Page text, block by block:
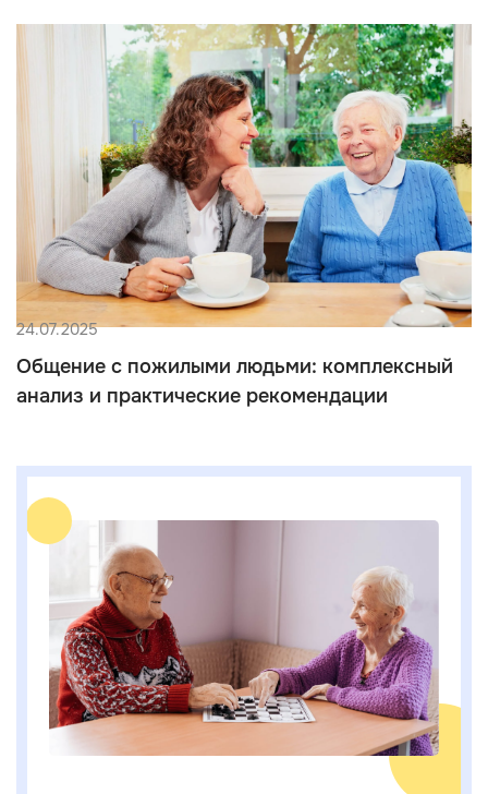
24.07.2025
Общение с пожилыми людьми: комплексный
анализ и практические рекомендации